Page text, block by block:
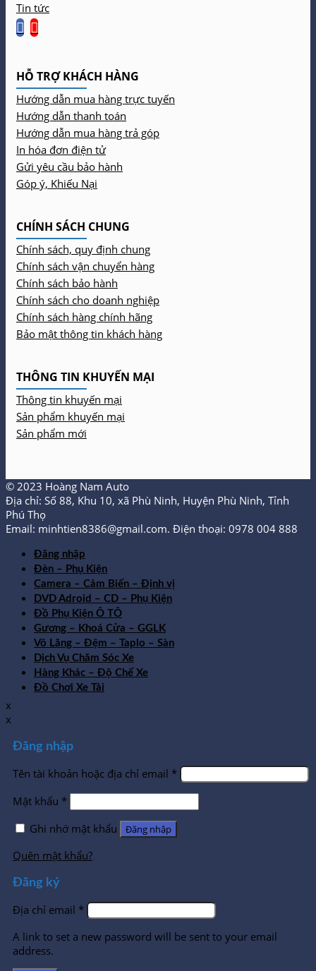
Tin tức
HỖ TRỢ KHÁCH HÀNG
Hướng dẫn mua hàng trực tuyến
Hướng dẫn thanh toán
Hướng dẫn mua hàng trả góp
In hóa đơn điện tử
Gửi yêu cầu bảo hành
Góp ý, Khiếu Nại
CHÍNH SÁCH CHUNG
Chính sách, quy định chung
Chính sách vận chuyển hàng
Chính sách bảo hành
Chính sách cho doanh nghiệp
Chính sách hàng chính hãng
Bảo mật thông tin khách hàng
THÔNG TIN KHUYẾN MẠI
Thông tin khuyến mại
Sản phẩm khuyến mại
Sản phẩm mới
© 2023 Hoàng Nam Auto
Địa chỉ: Số 88, Khu 10, xã Phù Ninh, Huyện Phù Ninh, Tỉnh
Phú Thọ
Email: minhtien8386@gmail.com. Điện thoại: 0978 004 888
Đăng nhập
Đèn – Phụ Kiện
Camera – Cảm Biến – Định vị
DVD Adroid – CD – Phụ Kiện
Đồ Phụ Kiện Ô TÔ
Gương – Khoá Cửa – GGLK
Vô Lăng – Đệm – Taplo – Sàn
Dịch Vụ Chăm Sóc Xe
Hàng Khác – Độ Chế Xe
Đồ Chơi Xe Tải
x
x
Đăng nhập
Tên tài khoản hoặc địa chỉ email *
Mật khẩu *
Ghi nhớ mật khẩu
Đăng nhập
Quên mật khẩu?
Đăng ký
Địa chỉ email *
A link to set a new password will be sent to your email
address.